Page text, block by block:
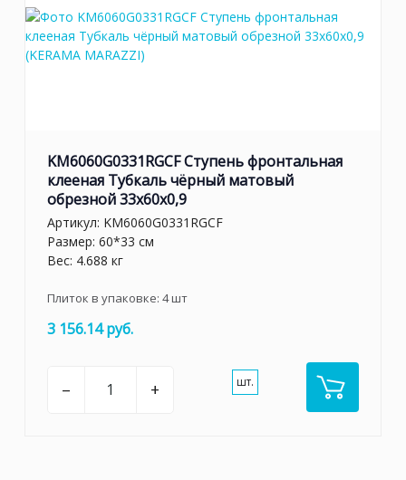
KM6060G0331RGCF Ступень фронтальная
клееная Тубкаль чёрный матовый
обрезной 33x60x0,9
Артикул: KM6060G0331RGCF
Размер: 60*33 см
Вес: 4.688 кг
Плиток в упаковке: 4шт
3 156.14 руб.
– + шт.